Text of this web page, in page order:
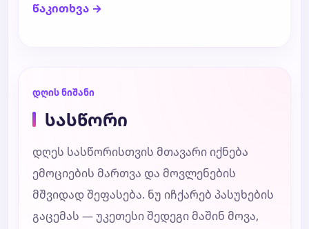
წაკითხვა →
დღის ნიშანი
სასწორი
დღეს სასწორისთვის მთავარი იქნება
ემოციების მართვა და მოვლენების
მშვიდად შეფასება. ნუ იჩქარებ პასუხების
გაცემას — უკეთესი შედეგი მაშინ მოვა,